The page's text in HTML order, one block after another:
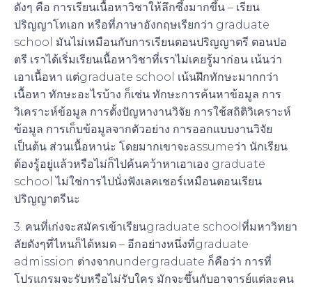
ดังๆ คือ การเรียนเนื้อหาวิชาให้ลึกซึ้งมากขึ้น – เรียน
ปริญญาโทเอก หรือที่ภาษาอังกฤษเรียกว่า graduate
school มันไม่เหมือนกับการเรียนตอนปริญญาตรี ตอนปอ
ตรี เราได้เริ่มเรียนเนื้อหาวิชาที่เราไม่เคยรู้มาก่อน เน้นว่า
เอาเนื้อหา แต่graduate school เน้นฝึกทักษะมากกว่า
เนื้อหา ทักษะอะไรบ้าง ก็เช่น ทักษะการค้นหาข้อมูล การ
วิเคราะห์ข้อมูล การตั้งปัญหางานวิจัย การใช้สถิติวิเคราะห์
ข้อมูล การเก็บข้อมูลจากตัวอย่าง การออกแบบงานวิจัย
เป็นต้น ส่วนเนื้อหาน่ะ โดยมากเขาจะassumeว่า นักเรียน
ต้องรู้อยู่แล้วหรือไม่ก็ไปค้นคว้าหาเอาเอง graduate
school ไม่ใช่การไปนั่งฟังเลคเชอร์เหมือนตอนเรียน
ปริญญาตรีนะ
3. คนที่เก่งจะสมัครเข้าเรียนgraduate schoolที่มหาวิทยา
ลัยดังๆที่ไหนก็ได้หมด – อีกอย่างหนึ่งที่graduate
admission ต่างจากundergraduate ก็คือว่า การที่
โปรแกรมจะรับหรือไม่รับใคร มักจะขึ้นกับอาจารย์แต่ละคน